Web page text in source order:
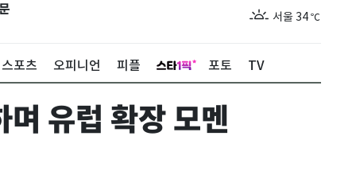
서울 34 ℃
스포츠 오피니언 피플 포토 TV
유럽 확장 모멘